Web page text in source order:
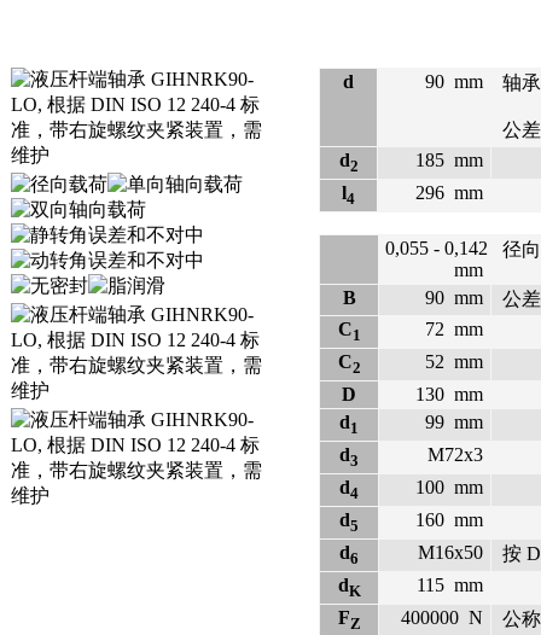
d 90 mm 轴
公
d2 185 mm
l4 296 mm
0,055 - 0,142
mm
径
B 90 mm
公
C1 72 mm
C2 52 mm
D
130 mm
d1 99 mm
d3
M72x3
d4 100 mm
d5 160 mm
d6 M16x50
按
dK 115 mm
FZ 400000 N
公